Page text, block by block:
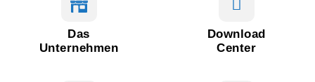
Das
Unternehmen
Download
Center